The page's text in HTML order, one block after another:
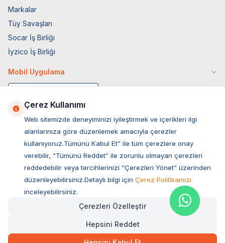
682,00TL Hızlı Teslimat
Markalar
Tüy Savaşları
Socar İş Birliği
İyzico İş Birliği
Mobil Uygulama
Müşteri Hizmetleri
Sıkça Sorulan Sorular
Ovacık Mah. Hacıoğlu Sok. No:13 Başiskele / KOCAELİ
Çerez Kullanımı
Web sitemizde deneyiminizi iyileştirmek ve içerikleri ilgi
alanlarınıza göre düzenlemek amacıyla çerezler
kullanıyoruz.Tümünü Kabul Et” ile tüm çerezlere onay
verebilir, “Tümünü Reddet” ile zorunlu olmayan çerezleri
reddedebilir veya tercihlerinizi “Çerezleri Yönet” üzerinden
düzenleyebilirsiniz.Detaylı bilgi için Çerez Politikamızı
inceleyebilirsiniz.
Çerezleri Özelleştir
Hepsini Reddet